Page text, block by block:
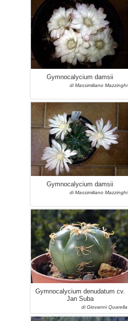
Gymnocalycium damsii
di Massimiliano Mazzinghi
Gymnocalycium damsii
di Massimiliano Mazzinghi
Gymnocalycium denudatum cv.
Jan Suba
di Giovanni Quarella